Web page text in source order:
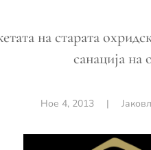
на старата
санација на
Ное 4, 2013 |